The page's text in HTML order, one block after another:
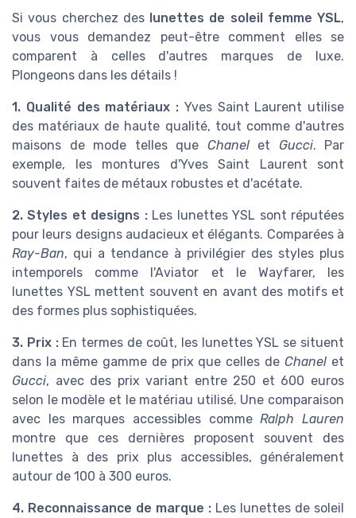
Si vous cherchez des lunettes de soleil femme YSL,
vous vous demandez peut-être comment elles se
comparent à celles d'autres marques de luxe.
Plongeons dans les détails !
1. Qualité des matériaux : Yves Saint Laurent utilise
des matériaux de haute qualité, tout comme d'autres
maisons de mode telles que Chanelet Gucci. Par
exemple, les montures d'Yves Saint Laurent sont
souvent faites de métaux robustes et d'acétate.
2. Styles et designs :Les lunettes YSL sont réputées
pour leurs designs audacieux et élégants. Comparées à
Ray-Ban, qui a tendance à privilégier des styles plus
intemporels comme l'Aviator et le Wayfarer, les
lunettes YSL mettent souvent en avant des motifs et
des formes plus sophistiquées.
3. Prix :En termes de coût, les lunettes YSL se situent
dans la même gamme de prix que celles deChanel et
Gucci, avec des prix variant entre 250 et 600 euros
selon le modèle et le matériau utilisé. Une comparaison
avec les marques accessibles commeRalph Lauren
montre que ces dernières proposent souvent des
lunettes à des prix plus accessibles, généralement
autour de 100 à 300 euros.
4. Reconnaissance de marque : Les lunettes de soleil